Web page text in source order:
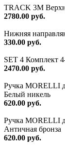
TRACK 3M
2780.00 руб.
Нижняя
330.00 руб.
SET 4 Комплект
2470.00 руб.
Ручка MORELLI
Белый никель
620.00 руб.
Ручка MORELLI
Античная бронза
620.00 руб.